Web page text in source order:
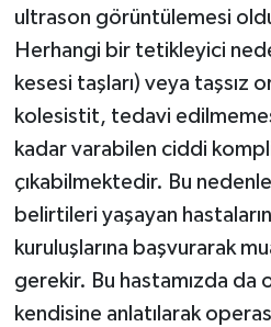
ultrason görüntülemesi
Herhangi bir tetikleyici
kesesi taşları) veya taşsız
kolesistit, tedavi
kadar varabilen ciddi
çıkabilmektedir. Bu
belirtileri yaşayan
kuruluşlarına başvurarak
gerekir. Bu hastamızda
kendisine anlatılarak